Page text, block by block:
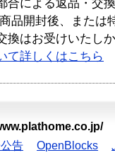
合による返品・交
品開封後、または
換はお受けいたし
て詳しくはこちら
告 OpenBlocks